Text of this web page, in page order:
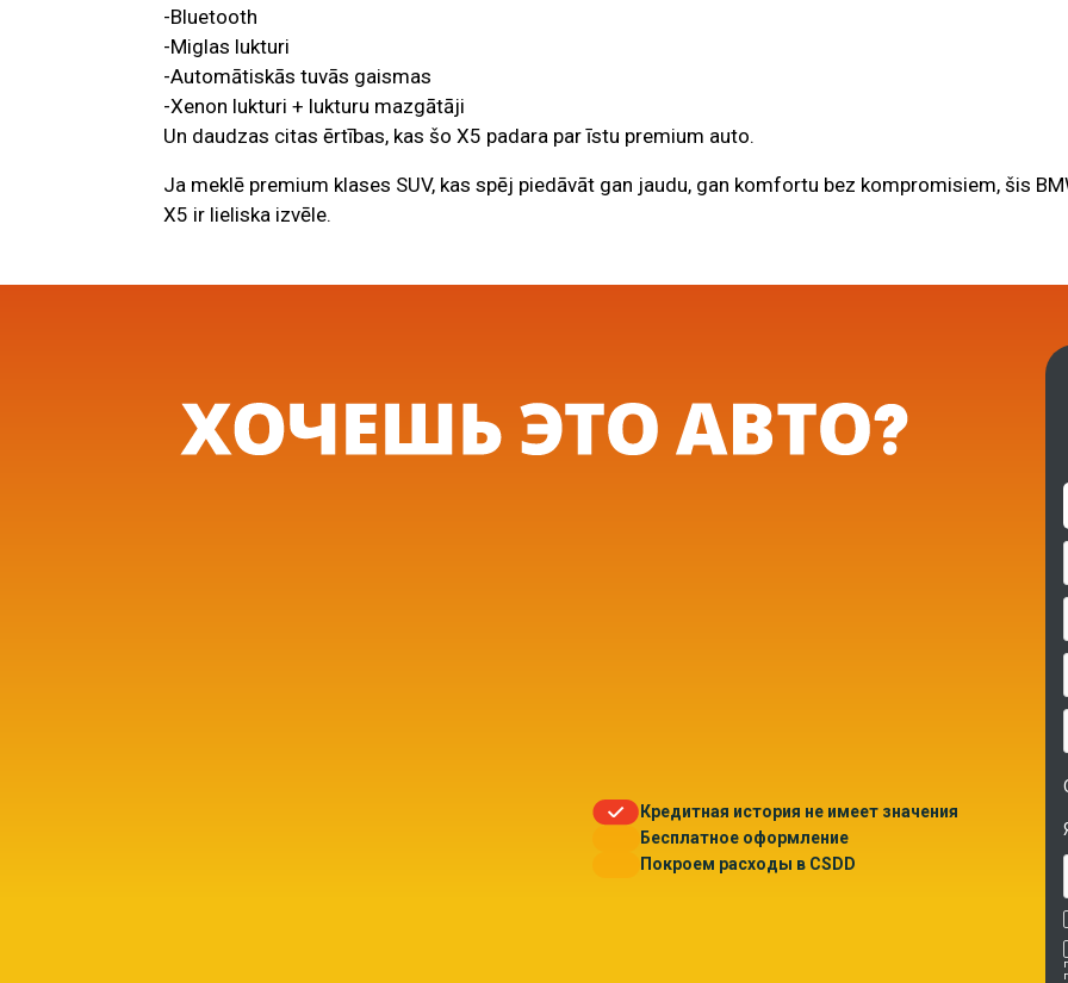
-Bluetooth
-Miglas lukturi
-Automātiskās tuvās gaismas
-Xenon lukturi + lukturu mazgātāji
Un daudzas citas ērtības, kas šo X5 padara par īstu premium auto.
Ja meklē premium klases SUV, kas spēj piedāvāt gan jaudu, gan komfortu bez kompromisiem, šis
X5 ir lieliska izvēle.
Кредитная история не имеет значения
Бесплатное оформление
Покроем расходы в CSDD